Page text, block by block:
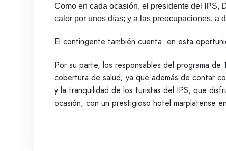
Como en cada ocasión, el presidente del IPS,
calor por unos días; y a las preocupaciones, a
El contingente también cuenta en esta
Por su parte, los responsables del programa
cobertura de salud; ya que además de contar
y la tranquilidad de los turistas del IPS, que
ocasión, con un prestigioso hotel marplatense